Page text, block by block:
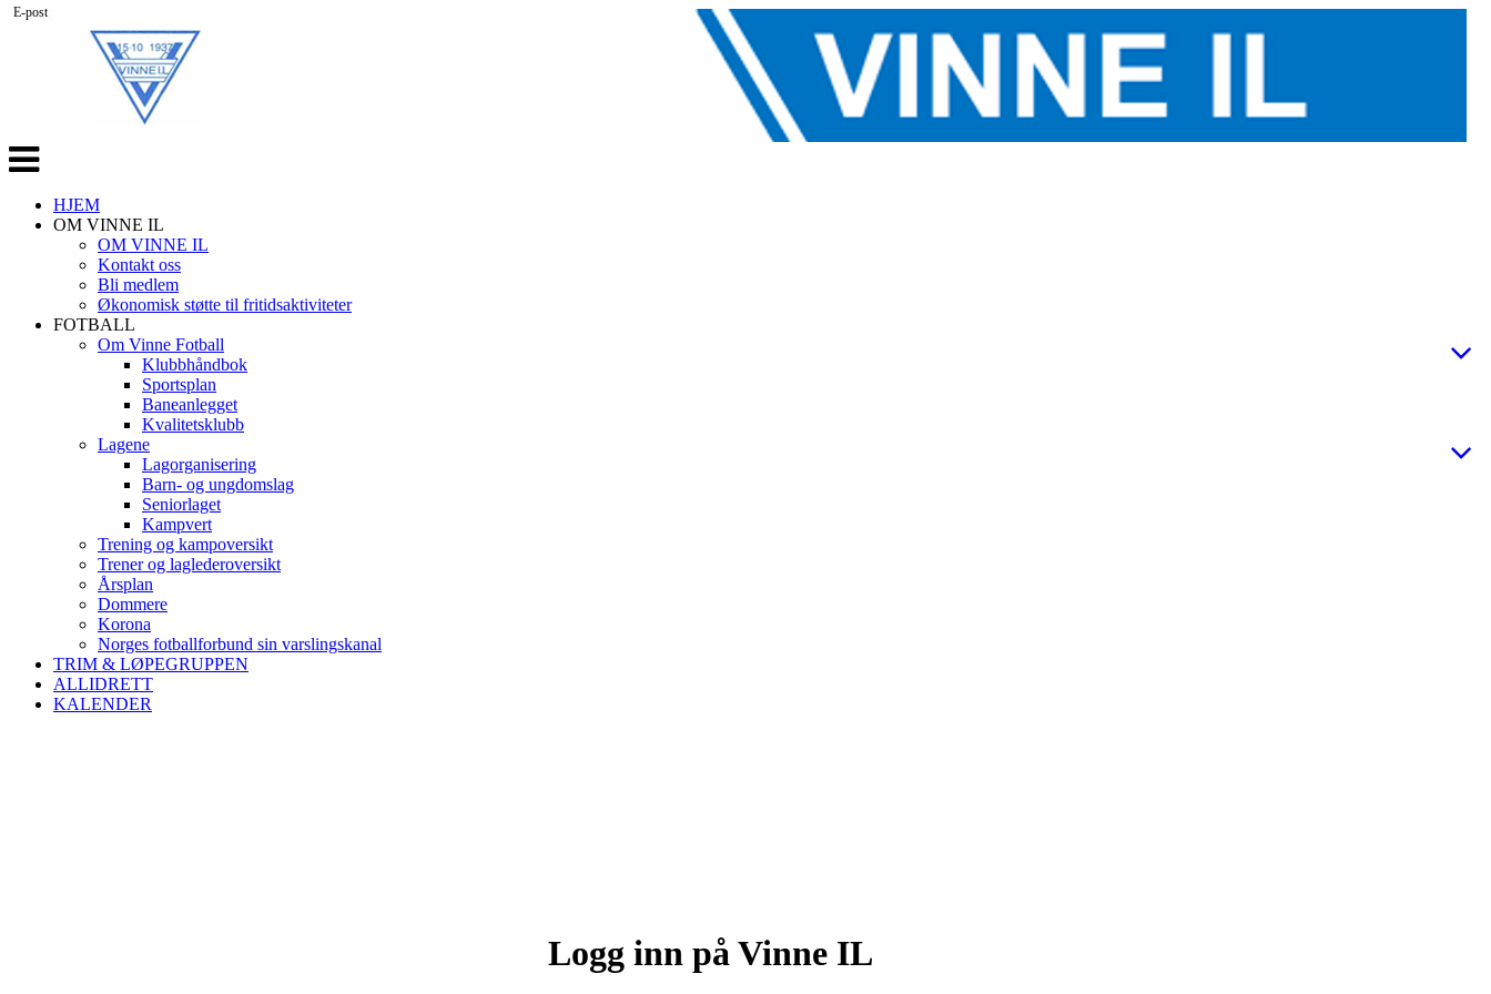
Veksle
navigasjon
HJEM
OM VINNE IL
OM VINNE IL
Kontakt oss
Bli medlem
Økonomisk støtte til fritidsaktiviteter
FOTBALL
Om Vinne Fotball
Klubbhåndbok
Sportsplan
Baneanlegget
Kvalitetsklubb
Lagene
Lagorganisering
Barn- og ungdomslag
Seniorlaget
Kampvert
Trening og kampoversikt
Trener og laglederoversikt
Årsplan
Dommere
Korona
Norges fotballforbund sin varslingskanal
TRIM & LØPEGRUPPEN
ALLIDRETT
KALENDER
Logg inn på Vinne IL
E-post